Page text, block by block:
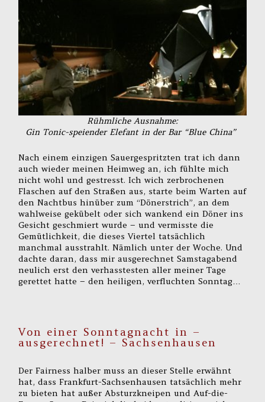
Rühmliche Ausnahme:
Gin Tonic-speiender Elefant in der Bar “Blue China”
Nach einem einzigen Sauergespritzten trat ich dann
auch wieder meinen Heimweg an, ich fühlte mich
nicht wohl und gestresst. Ich wich zerbrochenen
Flaschen auf den Straßen aus, starte beim Warten auf
den Nachtbus hinüber zum “Dönerstrich”, an dem
wahlweise gekübelt oder sich wankend ein Döner ins
Gesicht geschmiert wurde – und vermisste die
Gemütlichkeit, die dieses Viertel tatsächlich
manchmal ausstrahlt. Nämlich unter der Woche. Und
dachte daran, dass mir ausgerechnet Samstagabend
neulich erst den verhasstesten aller meiner Tage
gerettet hatte – den heiligen, verfluchten Sonntag…
Von einer Sonntagnacht in –
ausgerechnet! – Sachsenhausen
Der Fairness halber muss an dieser Stelle erwähnt
hat, dass Frankfurt-Sachsenhausen tatsächlich mehr
zu bieten hat außer Absturzkneipen und Auf-die-